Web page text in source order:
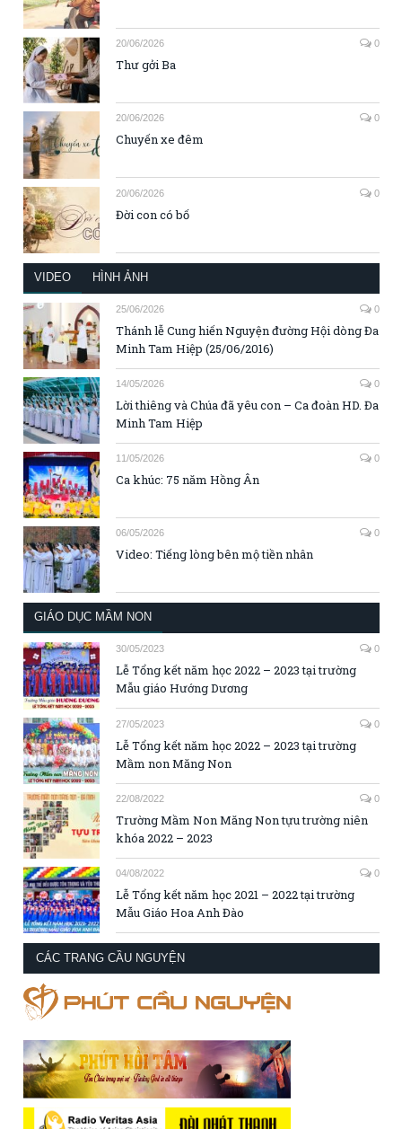
20/06/2026 0
Thư gởi Ba
20/06/2026 0
Chuyến xe đêm
20/06/2026 0
Đời con có bố
VIDEO HÌNH ẢNH
25/06/2026 0
Thánh lễ Cung hiến Nguyện đường Hội dòng Đa
Minh Tam Hiệp (25/06/2016)
14/05/2026 0
Lời thiêng và Chúa đã yêu con – Ca đoàn HD. Đa
Minh Tam Hiệp
11/05/2026 0
Ca khúc: 75 năm Hồng Ân
06/05/2026 0
Video: Tiếng lòng bên mộ tiền nhân
GIÁO DỤC MẦM NON
30/05/2023 0
Lễ Tổng kết năm học 2022 – 2023 tại trường
Mẫu giáo Hướng Dương
27/05/2023 0
Lễ Tổng kết năm học 2022 – 2023 tại trường
Mầm non Măng Non
22/08/2022 0
Trường Mầm Non Măng Non tựu trường niên
khóa 2022 – 2023
04/08/2022 0
Lễ Tổng kết năm học 2021 – 2022 tại trường
Mẫu Giáo Hoa Anh Đào
CÁC TRANG CẦU NGUYỆN